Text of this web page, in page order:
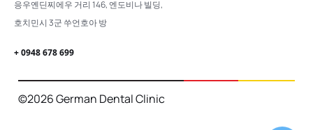
응우옌딘찌에우 거리 146, 엔도비나 빌딩,
호치민시 3군 쑤언호아 방
+ 0948 678 699
©2026 German Dental Clinic